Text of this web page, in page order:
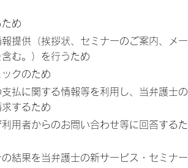
め
提供（挨拶状、セミナーのご案内、メー
む。）を行うため
クのため
払に関する情報等を利用し、当弁護士の
するため
用者からのお問い合わせ等に回答するた
結果を当弁護士の新サービス・セミナー